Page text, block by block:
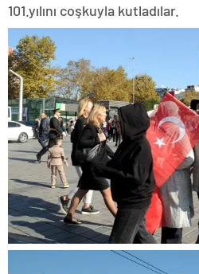
101.yılını coşkuyla kutladılar.